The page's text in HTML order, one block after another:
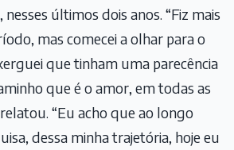
últimos dois anos. “Fiz mais
mas comecei a olhar para o
que tinham uma parecência
que é o amor, em todas as
“Eu acho que ao longo
dessa minha trajetória, hoje eu